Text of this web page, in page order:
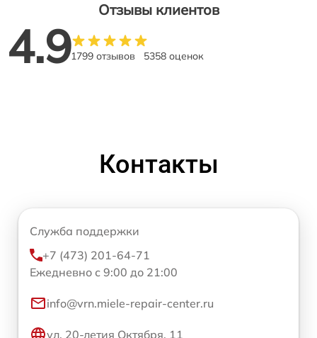
Отзывы клиентов
4.91799 отзывов 5358 оценок
Контакты
Служба поддержки
+7 (473) 201-64-71
Ежедневно с 9:00 до 21:00
info@vrn.miele-repair-center.ru
ул. 20-летия Октября, 11